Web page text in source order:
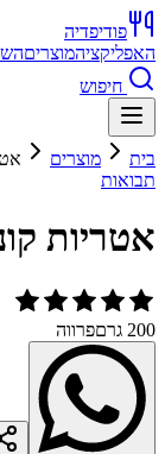
פודיפדיה
האפליקציהמוצרים
חיפוש
בית מוצרים
תבואות
אטריות
200 גרם פרווה